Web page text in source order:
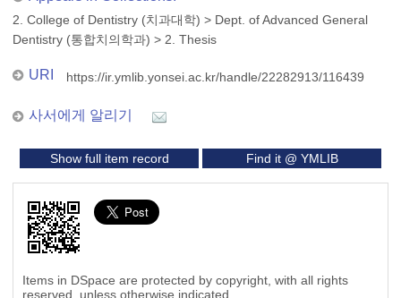
2. College of Dentistry (치과대학) > Dept. of Advanced General
Dentistry (통합치의학과) > 2. Thesis
URI https://ir.ymlib.yonsei.ac.kr/handle/22282913/116439
사서에게 알리기
Show full item record Find it @ YMLIB
Items in DSpace are protected by copyright, with all rights
reserved, unless otherwise indicated.